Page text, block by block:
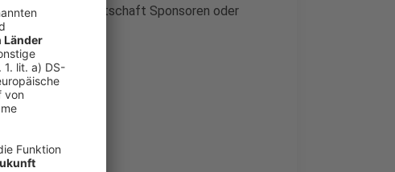
so manche Botschaft Sponsoren oder
könnten.